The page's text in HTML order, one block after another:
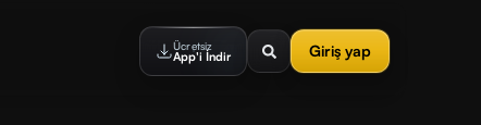
Ücretsiz
App'i İndir Giriş yap